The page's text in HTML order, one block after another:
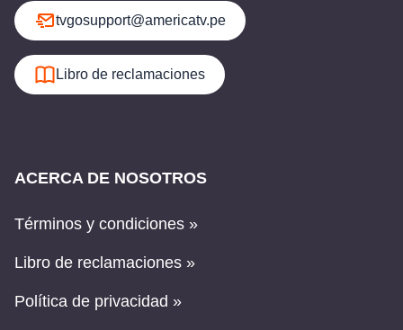
tvgosupport@americatv.pe
Libro de reclamaciones
ACERCA DE NOSOTROS
Términos y condiciones »
Libro de reclamaciones »
Política de privacidad »